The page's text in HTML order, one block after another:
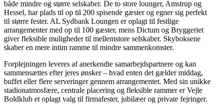
både mindre og større selskaber. De to store lounger, Amstrup og
Hessel, har plads til op til 200 spisende gæster og egner sig perfekt
til større fester. AL Sydbank Loungen er oplagt til festlige
arrangementer med op til 100 gæster, mens Dictum og Bryggeriet
giver fleksible muligheder til mellemstore selskaber. Skyboksene
skaber en mere intim ramme til mindre sammenkomster.
Forplejningen leveres af anerkendte samarbejdspartnere og kan
sammensættes efter jeres ønsker – hvad enten det gælder middag,
buffet eller flere serveringer gennem arrangementet. Med sin unikke
stadionatmosfære, centrale placering og fleksible rammer er Vejle
Boldklub et oplagt valg til firmafester, jubilæer og private fejringer.